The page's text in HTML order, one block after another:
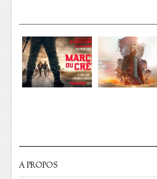
A PROPOS